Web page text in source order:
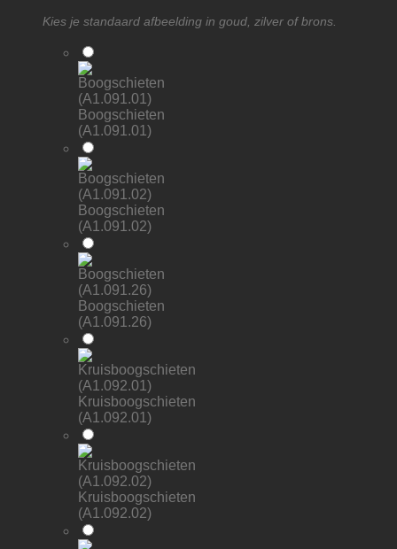
Kies je standaard afbeelding in goud, zilver of brons.
Boogschieten
(A1.091.01)
Boogschieten
(A1.091.02)
Boogschieten
(A1.091.26)
Kruisboogschieten
(A1.092.01)
Kruisboogschieten
(A1.092.02)